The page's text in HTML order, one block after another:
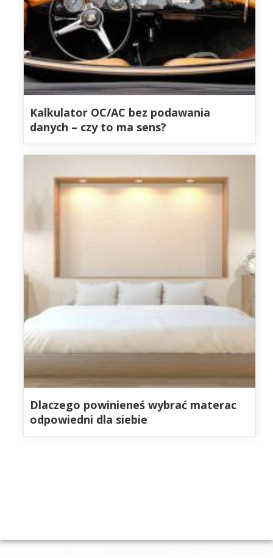
Kalkulator OC/AC bez podawania
danych – czy to ma sens?
Dlaczego powinieneś wybrać materac
odpowiedni dla siebie